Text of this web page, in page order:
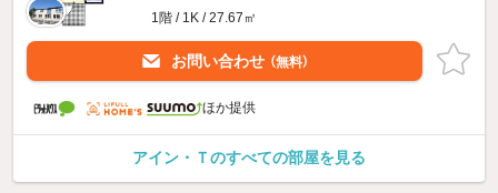
1階 / 1K / 27.67㎡
お問い合わせ （無料）
ほか提供
アイン・Ｔのすべての部屋を見る